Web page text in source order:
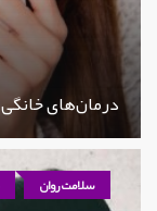
درمان‌های
سلامت روان